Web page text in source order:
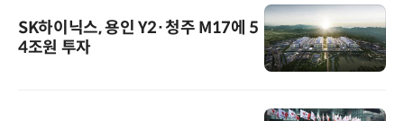
SK하이닉스, 용인 Y2·청주 M17에 5
4조원 투자